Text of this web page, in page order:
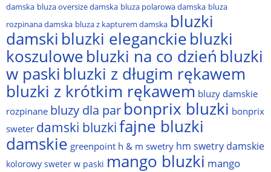
damska bluza oversize damska bluza polarowa damska bluza
rozpinana damska bluza z kapturem damska bluzki
damski bluzki eleganckie bluzki
koszulowe bluzki na co dzień bluzki
w paski bluzki z długim rękawem
bluzki z krótkim rękawem bluzy damskie
rozpinane bluzy dla par bonprix bluzki bonprix
sweter damski bluzkifajne bluzki
damskie greenpoint h & m swetry hm swetry damskie
kolorowy sweter w paski mango bluzki mango